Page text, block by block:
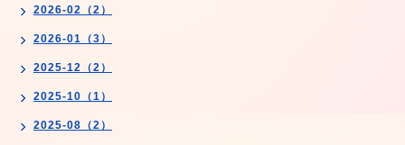
2026-02（2）
2026-01（3）
2025-12（2）
2025-10（1）
2025-08（2）